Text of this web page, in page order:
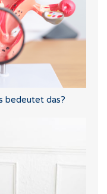
bedeutet das?